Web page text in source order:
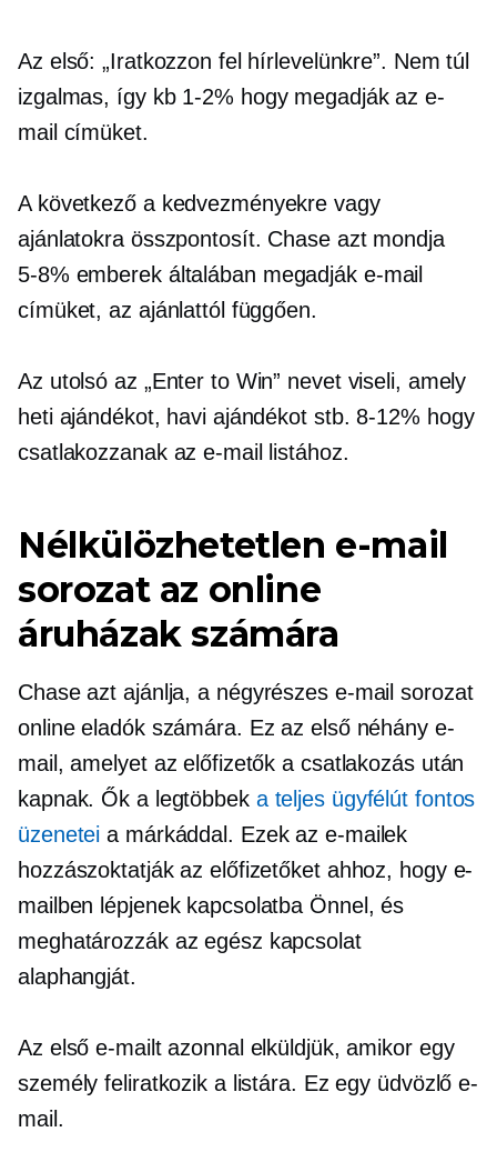
Az első: „Iratkozzon fel hírlevelünkre”. Nem túl
izgalmas, így kb 1-2% hogy megadják az e-
mail címüket.
A következő a kedvezményekre vagy
ajánlatokra összpontosít. Chase azt mondja
5-8% emberek általában megadják e-mail
címüket, az ajánlattól függően.
Az utolsó az „Enter to Win” nevet viseli, amely
heti ajándékot, havi ajándékot stb. 8-12% hogy
csatlakozzanak az e-mail listához.
Nélkülözhetetlen e-mail
sorozat az online
áruházak számára
Chase azt ajánlja, a négyrészese-mail sorozat
online eladók számára. Ez az első néhány e-
mail, amelyet az előfizetők a csatlakozás után
kapnak. Ők a legtöbbek a teljes ügyfélút fontos
üzenetei a márkáddal. Ezek az e-mailek
hozzászoktatják az előfizetőket ahhoz, hogy e-
mailben lépjenek kapcsolatba Önnel, és
meghatározzák az egész kapcsolat
alaphangját.
Az első e-mailt azonnal elküldjük, amikor egy
személy feliratkozik a listára. Ez egy üdvözlő e-
mail.